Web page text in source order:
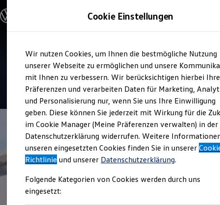
Hauptinhalt
springen
Footer
springen
Modelle und Konfigurator
Modelle vergleichen
Elektroautos
ENERGY Sondermodelle
Nutzfahrzeuge
SUV und CUV
Familienautos
Kombis
Kompaktwagen
Sportwagen
Schnell verfügbare Fahrzeuge
Angebote und Produkte
Aktuelle Angebote
E-Auto-Förderung
Volkswagen Marktplatz
Junge Gebrauchtwagen und Gebrauchtwagen
Volkswagen Zertifizierte Gebrauchtwagen
Service
Autohaus Spranger
4.9| 97 Bewertungen
Cookie Einstellungen
Wir nutzen Cookies, um Ihnen die bestmögliche Nutzung
unserer Webseite zu ermöglichen und unsere
mit Ihnen zu verbessern. Wir berücksichtigen hierbei Ihre
Präferenzen und verarbeiten Daten für Marketing,
und Personalisierung nur, wenn Sie uns Ihre Einwilligung
geben. Diese können Sie jederzeit mit Wirkung für die
im Cookie Manager (Meine Präferenzen verwalten) in der
Datenschutzerklärung widerrufen. Weitere
unseren eingesetzten Cookies finden Sie in unserer
Richtlinie und unserer Datenschutzerklärung.
Folgende Kategorien von Cookies werden durch uns
eingesetzt: